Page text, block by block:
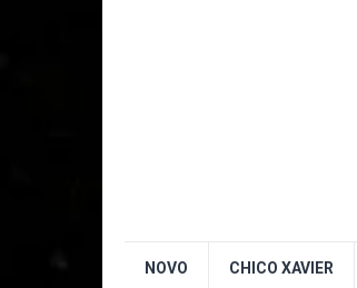
NOVO CHICO XAVIER